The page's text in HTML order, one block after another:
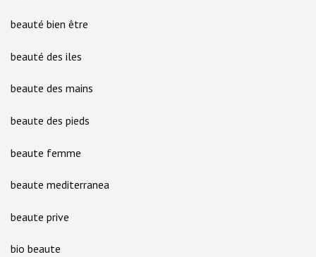
beauté bien être
beauté des iles
beaute des mains
beaute des pieds
beaute femme
beaute mediterranea
beaute prive
bio beaute